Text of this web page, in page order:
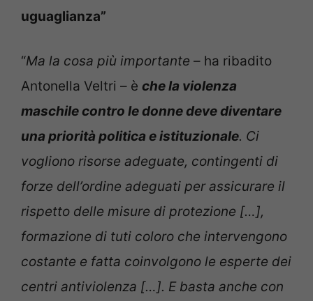
uguaglianza”
“Ma la cosa più importante – ha ribadito
Antonella Veltri – è che la violenza
maschile contro le donne deve diventare
una priorità politica e istituzionale. Ci
vogliono risorse adeguate, contingenti di
forze dell’ordine adeguati per assicurare il
rispetto delle misure di protezione […],
formazione di tuti coloro che intervengono
costante e fatta coinvolgono le esperte dei
centri antiviolenza […]. E basta anche con